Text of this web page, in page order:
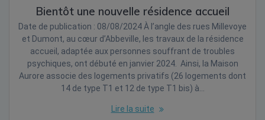
Bientôt une nouvelle résidence accueil
Date de publication : 08/08/2024 À l’angle des rues Millevoye
et Dumont, au cœur d’Abbeville, les travaux de la résidence
accueil, adaptée aux personnes souffrant de troubles
psychiques, ont débuté en janvier 2024. Ainsi, la Maison
Aurore associe des logements privatifs (26 logements dont
14 de type T1 et 12 de type T1 bis) à…
Lire la suite